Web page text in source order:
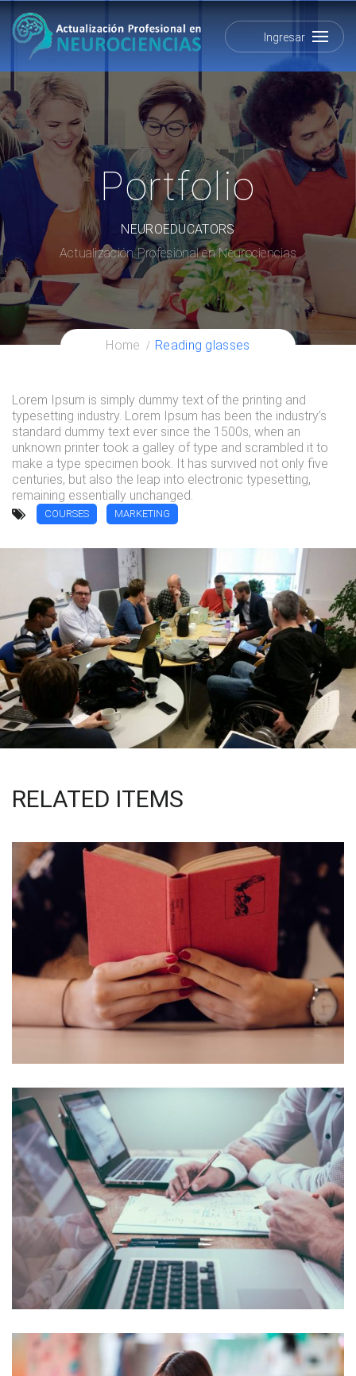
Ingresar
Portfolio
NEUROEDUCATORS
Actualización Profesional en Neurociencias
Home Reading glasses
Lorem Ipsum is simply dummy text of the printing and
typesetting industry. Lorem Ipsum has been the industry’s
standard dummy text ever since the 1500s, when an
unknown printer took a galley of type and scrambled it to
make a type specimen book. It has survived not only five
centuries, but also the leap into electronic typesetting,
remaining essentially unchanged.
COURSES MARKETING
RELATED ITEMS
QUOD OFFICIIS
Language,Marketing
NEC SOLUM
, Language